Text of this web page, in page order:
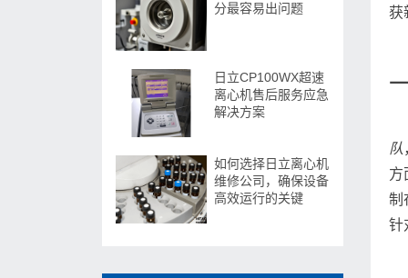
获
队
方
制
针
分最容易出问题
日立CP100WX超速
离心机售后服务应急
解决方案
如何选择日立离心机
维修公司，确保设备
高效运行的关键